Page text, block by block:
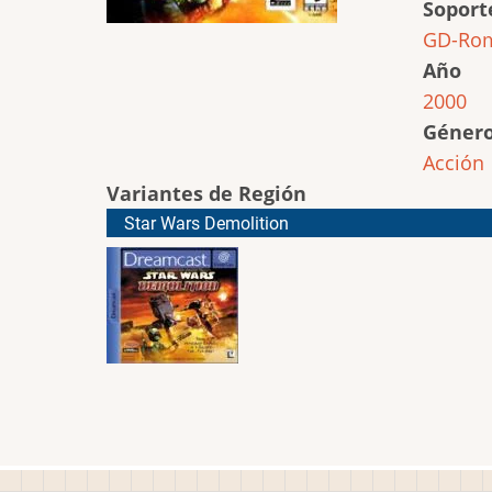
GD-
Año
2000
Acción
Variantes de Región
Star Wars Demolition